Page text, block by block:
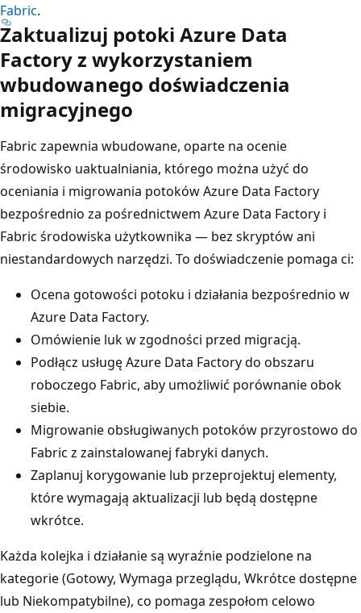
Fabric.
Zaktualizuj potoki Azure Data
Factory z wykorzystaniem
wbudowanego doświadczenia
migracyjnego
Fabric zapewnia wbudowane, oparte na ocenie
środowisko uaktualniania, którego można użyć do
oceniania i migrowania potoków Azure Data Factory
bezpośrednio za pośrednictwem Azure Data Factory i
Fabric środowiska użytkownika — bez skryptów ani
niestandardowych narzędzi. To doświadczenie pomaga ci:
Ocena gotowości potoku i działania bezpośrednio w
Azure Data Factory.
Omówienie luk w zgodności przed migracją.
Podłącz usługę Azure Data Factory do obszaru
roboczego Fabric, aby umożliwić porównanie obok
siebie.
Migrowanie obsługiwanych potoków przyrostowo do
Fabric z zainstalowanej fabryki danych.
Zaplanuj korygowanie lub przeprojektuj elementy,
które wymagają aktualizacji lub będą dostępne
wkrótce.
Każda kolejka i działanie są wyraźnie podzielone na
kategorie (Gotowy, Wymaga przeglądu, Wkrótce dostępne
lub Niekompatybilne), co pomaga zespołom celowo